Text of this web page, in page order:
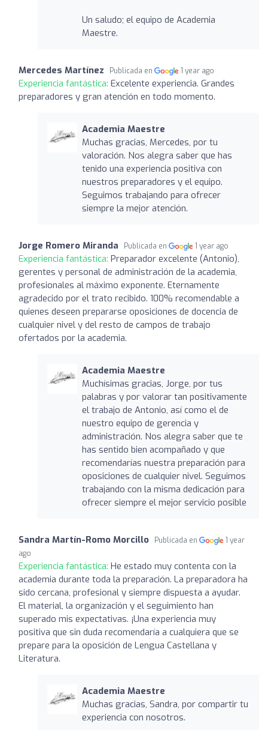
Un saludo; el equipo de Academia
Maestre.
Mercedes Martínez Publicada en 1 year ago
Experiencia fantástica: Excelente experiencia. Grandes
preparadores y gran atención en todo momento.
Academia Maestre
Muchas gracias, Mercedes, por tu
valoración. Nos alegra saber que has
tenido una experiencia positiva con
nuestros preparadores y el equipo.
Seguimos trabajando para ofrecer
siempre la mejor atención.
Jorge Romero Miranda Publicada en 1 year ago
Experiencia fantástica: Preparador excelente (Antonio),
gerentes y personal de administración de la academia,
profesionales al máximo exponente. Eternamente
agradecido por el trato recibido. 100% recomendable a
quienes deseen prepararse oposiciones de docencia de
cualquier nivel y del resto de campos de trabajo
ofertados por la academia.
Academia Maestre
Muchísimas gracias, Jorge, por tus
palabras y por valorar tan positivamente
el trabajo de Antonio, así como el de
nuestro equipo de gerencia y
administración. Nos alegra saber que te
has sentido bien acompañado y que
recomendarías nuestra preparación para
oposiciones de cualquier nivel. Seguimos
trabajando con la misma dedicación para
ofrecer siempre el mejor servicio posible
Sandra Martín-Romo Morcillo Publicada en
1 year
ago
Experiencia fantástica: He estado muy contenta con la
academia durante toda la preparación. La preparadora ha
sido cercana, profesional y siempre dispuesta a ayudar.
El material, la organización y el seguimiento han
superado mis expectativas. ¡Una experiencia muy
positiva que sin duda recomendaría a cualquiera que se
prepare para la oposición de Lengua Castellana y
Literatura.
Academia Maestre
Muchas gracias, Sandra, por compartir tu
experiencia con nosotros.